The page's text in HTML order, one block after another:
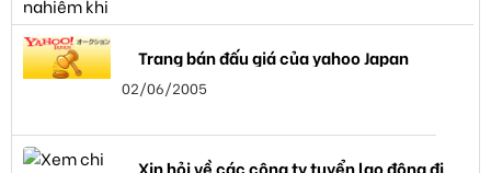
Trang bán đấu giá của yahoo Japan
02/06/2005
Xin hỏi về các công ty tuyển lao động đi